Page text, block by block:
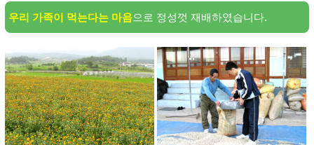
우리 가족이 먹는다는 마음으로 정성껏 재배하였습니다.